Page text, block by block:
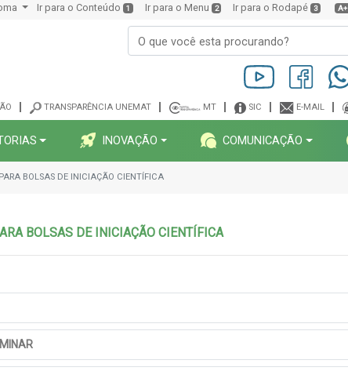
Ir para o Conteúdo 1 Ir para o Menu 2 Ir para o Rodapé 3 A+
TRANSPARÊNCIA UNEMAT MT SIC E-MAIL
INOVAÇÃO COMUNICAÇÃO
BOLSAS DE INICIAÇÃO CIENTÍFICA
BOLSAS DE INICIAÇÃO CIENTÍFICA